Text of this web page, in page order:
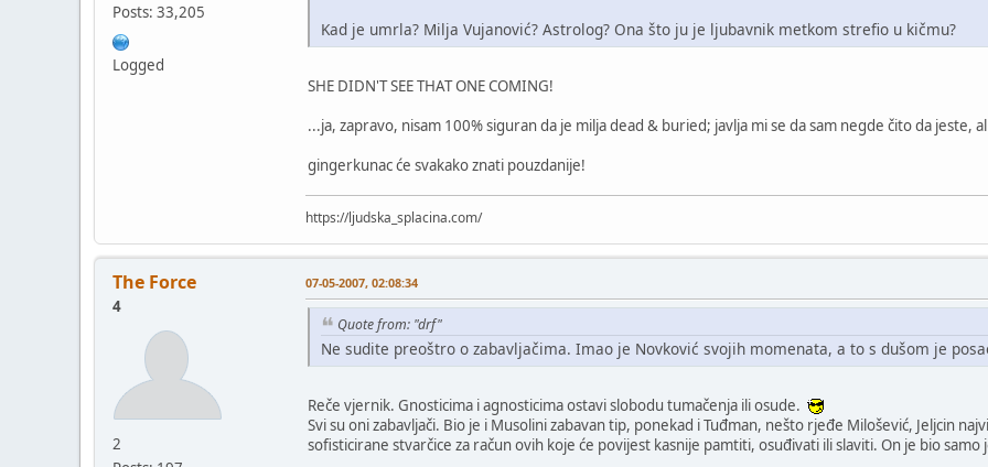
Posts: 33,205
Logged
Kad je umrla? Milja Vujanović? Astrolog? Ona što ju je ljubavnik metkom strefio u kičmu?
SHE DIDN'T SEE THAT ONE COMING!
...ja, zapravo, nisam 100% siguran da je milja dead & buried; javlja mi se da sam negde čito da jeste,
gingerkunac će svakako znati pouzdanije!
https://ljudska_splacina.com/
The Force
4
2
07-05-2007, 02:08:34
Quote from: "drf"
Ne sudite preoštro o zabavljačima. Imao je Novković svojih momenata, a to s dušom je
Reče vjernik. Gnosticima i agnosticima ostavi slobodu tumačenja ili osude.
Svi su oni zabavljači. Bio je i Musolini zabavan tip, ponekad i Tuđman, nešto rjeđe Milošević, Jeljcin
sofisticirane stvarčice za račun ovih koje će povijest kasnije pamtiti, osuđivati ili slaviti. On je bio samo